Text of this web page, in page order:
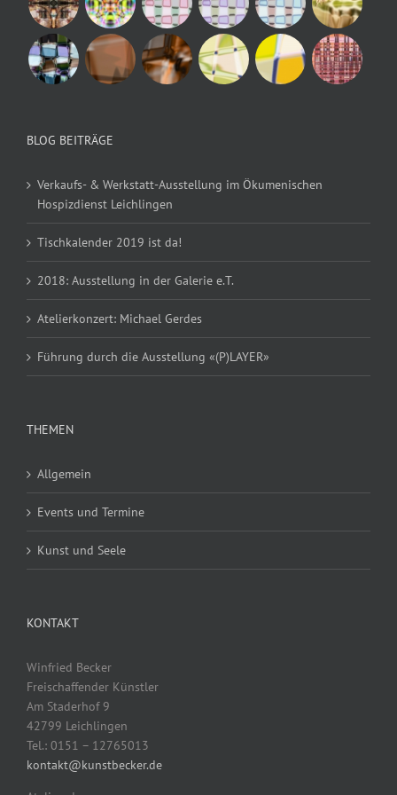
BLOG BEITRÄGE
Verkaufs- & Werkstatt-Ausstellung im Ökumenischen
Hospizdienst Leichlingen
Tischkalender 2019 ist da!
2018: Ausstellung in der Galerie e.T.
Atelierkonzert: Michael Gerdes
Führung durch die Ausstellung «(P)LAYER»
THEMEN
Allgemein
Events und Termine
Kunst und Seele
KONTAKT
Winfried Becker
Freischaffender Künstler
Am Staderhof 9
42799 Leichlingen
Tel.: 0151 – 12765013
kontakt@kunstbecker.de